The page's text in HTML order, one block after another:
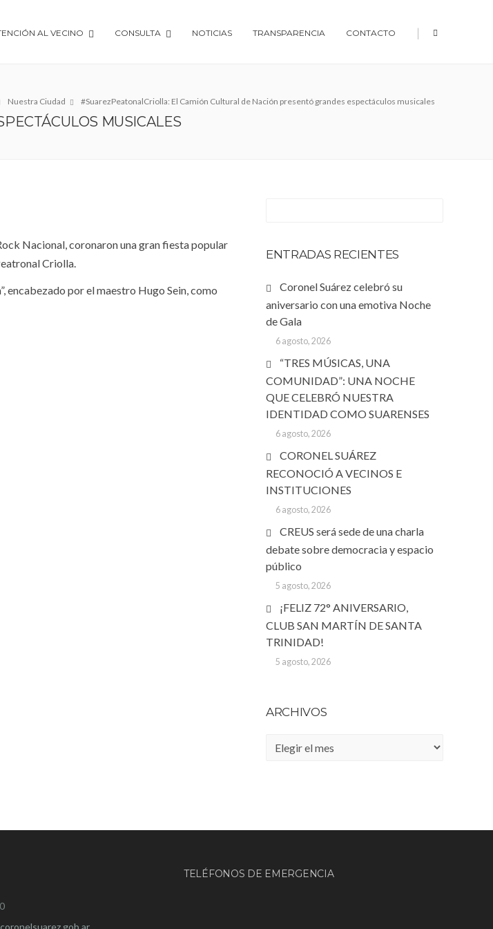
AL VECINO CONSULTA NOTICIAS TRANSPARENCIA CONTACTO |
Nuestra Ciudad #SuarezPeatonalCriolla: El Camión Cultural de Nación presentó grandes espectáculos musicales
MUSICALES
Nacional, coronaron una gran fiesta popular
Criolla.
encabezado por el maestro Hugo Sein, como
ENTRADAS RECIENTES
Coronel Suárez celebró su
aniversario con una emotiva Noche
de Gala
6 agosto, 2026
“TRES MÚSICAS, UNA
COMUNIDAD”: UNA NOCHE
QUE CELEBRÓ NUESTRA
IDENTIDAD COMO SUARENSES
6 agosto, 2026
CORONEL SUÁREZ
RECONOCIÓ A VECINOS E
INSTITUCIONES
6 agosto, 2026
CREUS será sede de una charla
debate sobre democracia y espacio
público
5 agosto, 2026
¡FELIZ 72° ANIVERSARIO,
CLUB SAN MARTÍN DE SANTA
TRINIDAD!
5 agosto, 2026
ARCHIVOS
Archivos
TELÉFONOS DE EMERGENCIA